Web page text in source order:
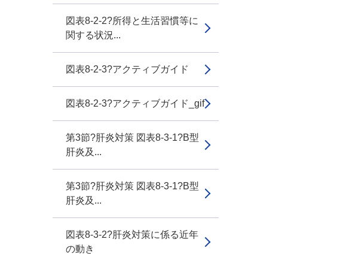
図表8-2-2?所得と生活習慣等に
関する状況...
図表8-2-3?アクティブガイド
図表8-2-3?アクティブガイド_gif
第3節?肝炎対策 図表8-3-1?B型
肝炎及...
第3節?肝炎対策 図表8-3-1?B型
肝炎及...
図表8-3-2?肝炎対策に係る近年
の動き